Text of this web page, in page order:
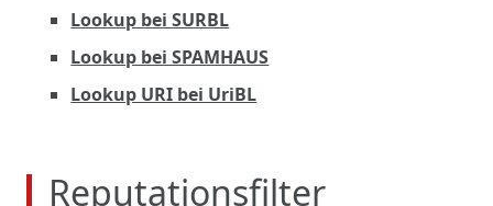
Lookup bei SURBL
Lookup bei SPAMHAUS
Lookup URI bei UriBL
Reputationsfilter